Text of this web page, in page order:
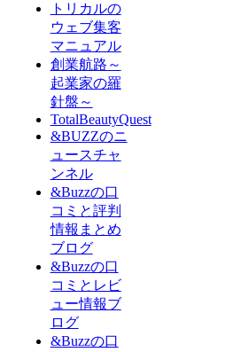
トリカルの
ウェブ集客
マニュアル
創業航路～
起業家の羅
針盤～
TotalBeautyQuest
&BUZZのニ
ュースチャ
ンネル
&Buzzの口
コミと評判
情報まとめ
ブログ
&Buzzの口
コミとレビ
ュー情報ブ
ログ
&Buzzの口